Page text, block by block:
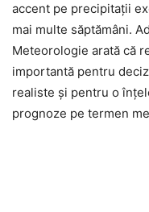
accent pe precipitații
mai multe săptămâni.
Meteorologie arată că
importantă pentru
realiste și pentru o
prognoze pe termen